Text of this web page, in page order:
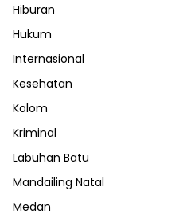
Hiburan
Hukum
Internasional
Kesehatan
Kolom
Kriminal
Labuhan Batu
Mandailing Natal
Medan